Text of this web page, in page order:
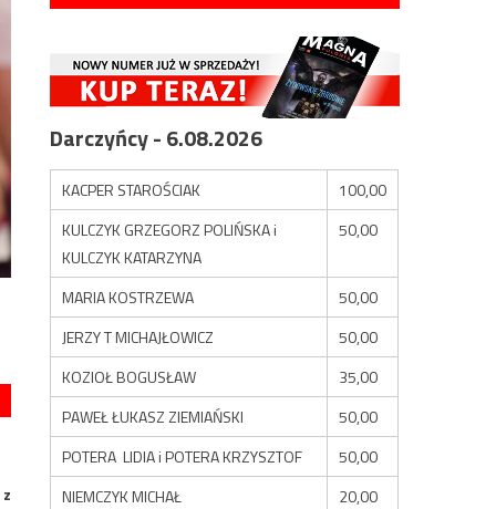
Darczyńcy - 6.08.2026
KACPER STAROŚCIAK
100,00
KULCZYK GRZEGORZ POLIŃSKA i
KULCZYK KATARZYNA
50,00
MARIA KOSTRZEWA
50,00
JERZY T MICHAJŁOWICZ
50,00
KOZIOŁ BOGUSŁAW
35,00
PAWEŁ ŁUKASZ ZIEMIAŃSKI
50,00
POTERA LIDIA i POTERA KRZYSZTOF
50,00
NIEMCZYK MICHAŁ
20,00